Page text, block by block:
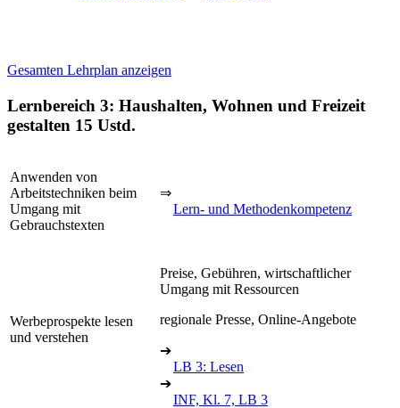
Gesamten Lehrplan anzeigen
Lernbereich 3: Haushalten, Wohnen und Freizeit
gestalten 15 Ustd.
Anwenden von
Arbeitstechniken beim
Umgang mit
Gebrauchstexten
⇒
Lern- und Methodenkompetenz
Werbeprospekte lesen
und verstehen
Preise, Gebühren, wirtschaftlicher
Umgang mit Ressourcen
regionale Presse, Online-Angebote
➔
LB 3: Lesen
➔
INF, Kl. 7, LB 3